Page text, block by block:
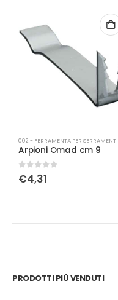
002 - FERRAMENTA PER SERRAMENTI
Arpioni Omad cm 9
0Su 5
€4,31
PRODOTTI PIÙ VENDUTI